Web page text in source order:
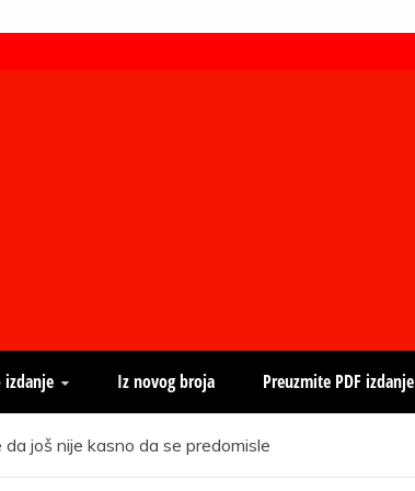
izdanje Iz novog broja Preuzmite PDF izdanje
još nije kasno da se predomisle